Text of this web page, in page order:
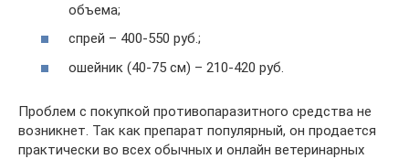
объема;
спрей – 400-550 руб.;
ошейник (40-75 см) – 210-420 руб.
Проблем с покупкой противопаразитного средства не
возникнет. Так как препарат популярный, он продается
практически во всех обычных и онлайн ветеринарных